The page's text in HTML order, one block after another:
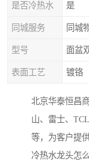
是否冷热水 是
同城服务 同城
型号 面盆
表面工艺 镀铬
北京华泰恒昌
山、雷士、
等，为客户提
冷热水龙头怎